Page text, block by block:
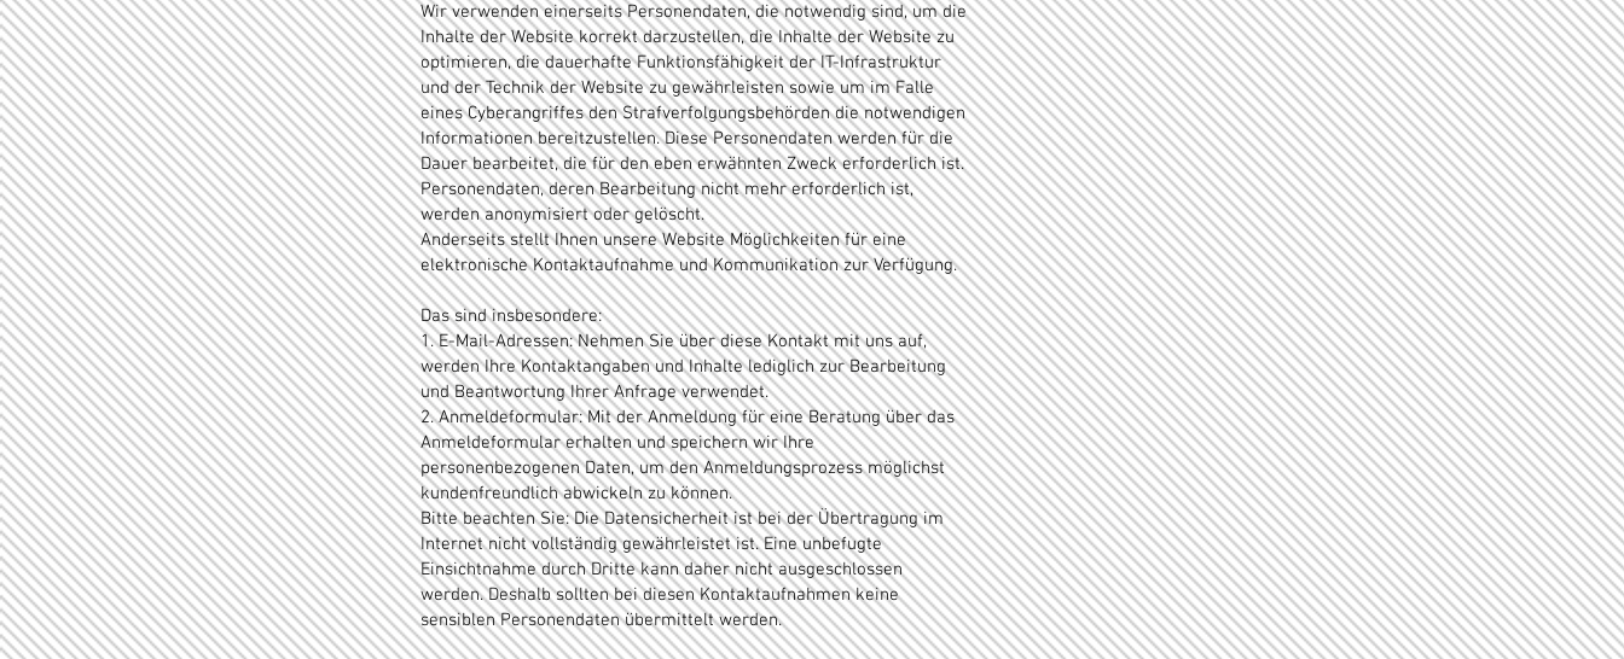
Wir verwenden einerseits Personendaten, die notwendig sind, um die
Inhalte der Website korrekt darzustellen, die Inhalte der Website zu
optimieren, die dauerhafte Funktionsfähigkeit der IT-Infrastruktur
und der Technik der Website zu gewährleisten sowie um im Falle
eines Cyberangriffes den Strafverfolgungsbehörden die notwendigen
Informationen bereitzustellen. Diese Personendaten werden für die
Dauer bearbeitet, die für den eben erwähnten Zweck erforderlich ist.
Personendaten, deren Bearbeitung nicht mehr erforderlich ist,
werden anonymisiert oder gelöscht.
Anderseits stellt Ihnen unsere Website Möglichkeiten für eine
elektronische Kontaktaufnahme und Kommunikation zur Verfügung.
Das sind insbesondere:
1. E-Mail-Adressen: Nehmen Sie über diese Kontakt mit uns auf,
werden Ihre Kontaktangaben und Inhalte lediglich zur Bearbeitung
und Beantwortung Ihrer Anfrage verwendet.
2. Anmeldeformular: Mit der Anmeldung für eine Beratung über das
Anmeldeformular erhalten und speichern wir Ihre
personenbezogenen Daten, um den Anmeldungsprozess möglichst
kundenfreundlich abwickeln zu können.
Bitte beachten Sie: Die Datensicherheit ist bei der Übertragung im
Internet nicht vollständig gewährleistet ist. Eine unbefugte
Einsichtnahme durch Dritte kann daher nicht ausgeschlossen
werden. Deshalb sollten bei diesen Kontaktaufnahmen keine
sensiblen Personendaten übermittelt werden.